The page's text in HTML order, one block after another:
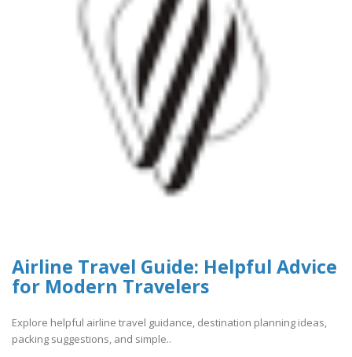
Airline Travel Guide: Helpful Advice
for Modern Travelers
Explore helpful airline travel guidance, destination planning ideas,
packing suggestions, and simple..